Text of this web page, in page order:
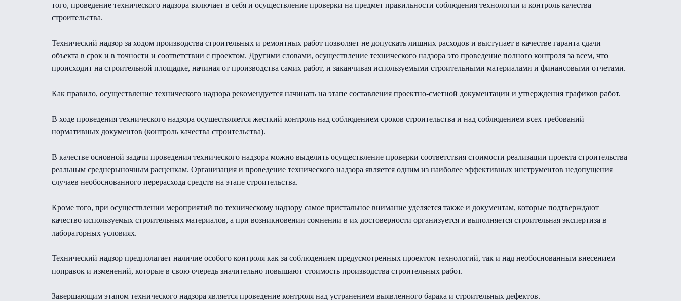
того, проведение технического надзора включает в себя и осуществление проверки на предмет правильности соблюдения технологии и контроль качества
строительства.
Технический надзор за ходом производства строительных и ремонтных работ позволяет не допускать лишних расходов и выступает в качестве гаранта сдачи
объекта в срок и в точности и соответствии с проектом. Другими словами, осуществление технического надзора это проведение полного контроля за всем, что
происходит на строительной площадке, начиная от производства самих работ, и заканчивая используемыми строительными материалами и финансовыми отчетами.
Как правило, осуществление технического надзора рекомендуется начинать на этапе составления проектно-сметной документации и утверждения графиков работ.
В ходе проведения технического надзора осуществляется жесткий контроль над соблюдением сроков строительства и над соблюдением всех требований
нормативных документов (контроль качества строительства).
В качестве основной задачи проведения технического надзора можно выделить осуществление проверки соответствия стоимости реализации проекта строительства
реальным среднерыночным расценкам. Организация и проведение технического надзора является одним из наиболее эффективных инструментов недопущения
случаев необоснованного перерасхода средств на этапе строительства.
Кроме того, при осуществлении мероприятий по техническому надзору самое пристальное внимание уделяется также и документам, которые подтверждают
качество используемых строительных материалов, а при возникновении сомнении в их достоверности организуется и выполняется строительная экспертиза в
лабораторных условиях.
Технический надзор предполагает наличие особого контроля как за соблюдением предусмотренных проектом технологий, так и над необоснованным внесением
поправок и изменений, которые в свою очередь значительно повышают стоимость производства строительных работ.
Завершающим этапом технического надзора является проведение контроля над устранением выявленного барака и строительных дефектов.